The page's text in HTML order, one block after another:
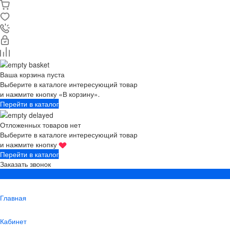
Ваша корзина пуста
Выберите в каталоге интересующий товар
и нажмите кнопку «В корзину».
Перейти в каталог
Отложенных товаров нет
Выберите в каталоге интересующий товар
и нажмите кнопку
Перейти в каталог
Заказать звонок
Главная
Кабинет